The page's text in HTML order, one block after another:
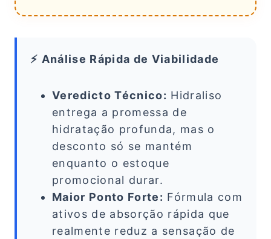
⚡ Análise Rápida de Viabilidade
Veredicto Técnico: Hidraliso
entrega a promessa de
hidratação profunda, mas o
desconto só se mantém
enquanto o estoque
promocional durar.
Maior Ponto Forte: Fórmula com
ativos de absorção rápida que
realmente reduz a sensação de